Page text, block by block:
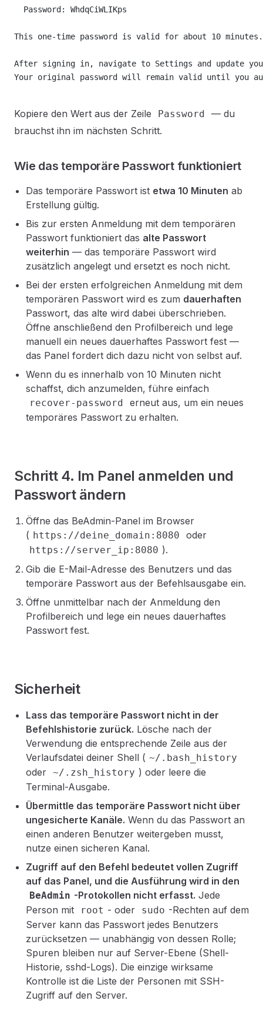
  Password: WhdqCiWLIKps
This one-time password is valid for about 10 minutes.
After signing in, navigate to Settings and update
Your original password will remain valid until you
Kopiere den Wert aus der Zeile Password
— du
brauchst ihn im nächsten Schritt.
Wie das temporäre Passwort funktioniert
Das temporäre Passwort ist etwa 10 Minuten ab
Erstellung gültig.
Bis zur ersten Anmeldung mit dem temporären
Passwort funktioniert das alte Passwort
weiterhin — das temporäre Passwort wird
zusätzlich angelegt und ersetzt es noch nicht.
Bei der ersten erfolgreichen Anmeldung mit dem
temporären Passwort wird es zum dauerhaften
Passwort, das alte wird dabei überschrieben.
Öffne anschließend den Profilbereich und lege
manuell ein neues dauerhaftes Passwort fest —
das Panel fordert dich dazu nicht von selbst auf.
Wenn du es innerhalb von 10 Minuten nicht
schaffst, dich anzumelden, führe einfach
recover-password
erneut aus, um ein neues
temporäres Passwort zu erhalten.
Schritt 4. Im Panel anmelden und
Passwort ändern
Öffne das BeAdmin-Panel im Browser
( https://deine_domain:8080 oder
https://server_ip:8080 ).
Gib die E-Mail-Adresse des Benutzers und das
temporäre Passwort aus der Befehlsausgabe ein.
Öffne unmittelbar nach der Anmeldung den
Profilbereich und lege ein neues dauerhaftes
Passwort fest.
Sicherheit
Lass das temporäre Passwort nicht in der
Befehlshistorie zurück. Lösche nach der
Verwendung die entsprechende Zeile aus der
Verlaufsdatei deiner Shell ( ~/.bash_history
oder ~/.zsh_history ) oder leere die
Terminal-Ausgabe.
Übermittle das temporäre Passwort nicht über
ungesicherte Kanäle. Wenn du das Passwort an
einen anderen Benutzer weitergeben musst,
nutze einen sicheren Kanal.
Zugriff auf den Befehl bedeutet vollen Zugriff
auf das Panel, und die Ausführung wird in den
BeAdmin -Protokollen nicht erfasst. Jede
Person mit
root - oder sudo -Rechten auf dem
Server kann das Passwort jedes Benutzers
zurücksetzen — unabhängig von dessen Rolle;
Spuren bleiben nur auf Server-Ebene (Shell-
Historie, sshd-Logs). Die einzige wirksame
Kontrolle ist die Liste der Personen mit SSH-
Zugriff auf den Server.